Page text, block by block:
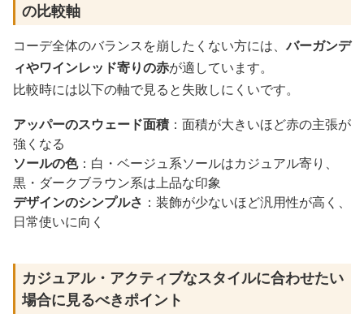
の比較軸
コーデ全体のバランスを崩したくない方には、バーガンデ
ィやワインレッド寄りの赤が適しています。
比較時には以下の軸で見ると失敗しにくいです。
アッパーのスウェード面積 ：面積が大きいほど赤の主張が
強くなる
ソールの色：白・ベージュ系ソールはカジュアル寄り、
黒・ダークブラウン系は上品な印象
デザインのシンプルさ ：装飾が少ないほど汎用性が高く、
日常使いに向く
カジュアル・アクティブなスタイルに合わせたい
場合に見るべきポイント